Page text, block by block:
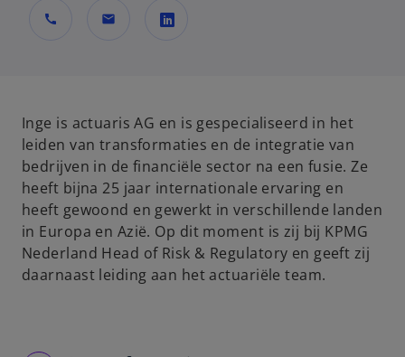
call mail
n
s
i
n
a
n
e
w
Inge is actuaris AG en is gespecialiseerd in het
leiden van transformaties en de integratie van
bedrijven in de financiële sector na een fusie. Ze
heeft bijna 25 jaar internationale ervaring en
heeft gewoond en gewerkt in verschillende landen
in Europa en Azië. Op dit moment is zij bij KPMG
Nederland Head of Risk & Regulatory en geeft zij
daarnaast leiding aan het actuariële team.